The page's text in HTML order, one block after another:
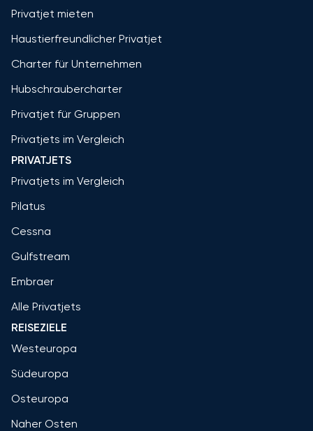
Privatjet mieten
Haustierfreundlicher Privatjet
Charter für Unternehmen
Hubschraubercharter
Privatjet für Gruppen
Privatjets im Vergleich
PRIVATJETS
Privatjets im Vergleich
Pilatus
Cessna
Gulfstream
Embraer
Alle Privatjets
REISEZIELE
Westeuropa
Südeuropa
Osteuropa
Naher Osten